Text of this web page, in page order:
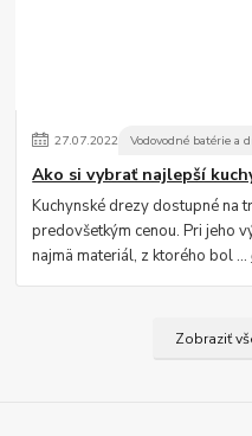
27.07.2022 Vodovodné batérie a
Ako si vybrať najlepší
Kuchynské drezy dostupné na
predovšetkým cenou. Pri jeho
najmä materiál, z ktorého bol ...
Zobraziť